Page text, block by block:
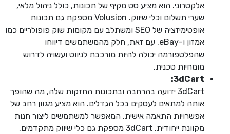
אלקטרוני. הוא מציע סט מקיף של תכונות, כולל ניהול מלאי,
שערי תשלום וכלי שיווק. Volusion מספקת גם תכונות
אופטימיזציה של SEO ומשתלב עם מקומות שוק פופולריים כמו
אמזון ו-eBay. עם זאת, חלק מהמשתמשים דיווחו
שהפלטפורמה יכולה להיות מורכבת לניווט ועשויה לדרוש
מומחיות טכנית.
3dCart
:
3dCart ידועה בהרחבה ובתכונות החזקות שלה, מה שהופך
אותה למתאים לעסקים בכל הגדלים. הוא מציע מגוון רחב של
אפשרויות התאמה אישית, המאפשר למשתמשים ליצור חנות
מקוונת ייחודית. 3dCart מספקת גם כלי שיווק מתקדמים,